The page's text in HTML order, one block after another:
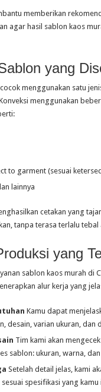
memberikan
agar hasil sablon kaos
yang
menggunakan satu
menggunakan
to garment (sesuai
lainnya
cetakan yang
tanpa terasa terlalu tebal
yang
sablon kaos murah di
alur kerja yang
Kamu dapat
desain, varian ukuran, dan
Tim kami akan
sablon: ukuran, warna,
Setelah detail jelas, kami
spesifikasi yang kamu